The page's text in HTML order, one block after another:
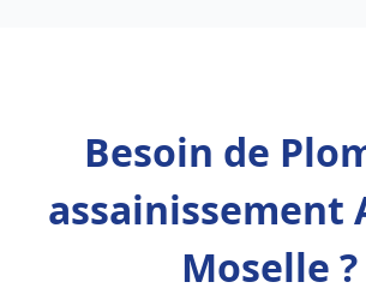
Besoin de
assainissement
Moselle ?